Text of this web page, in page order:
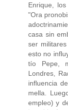
Enrique,
"Ora
casa sin
ser
esto no
tío Pepe,
Londres,
influencia
mella.
empleo) y